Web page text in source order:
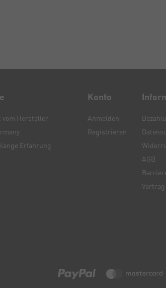
vom Hersteller
Erfahrung
Konto
Anmelden
Registrieren
AGB